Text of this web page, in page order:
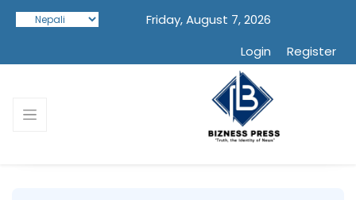
Friday, August 7, 2026
Login
Register